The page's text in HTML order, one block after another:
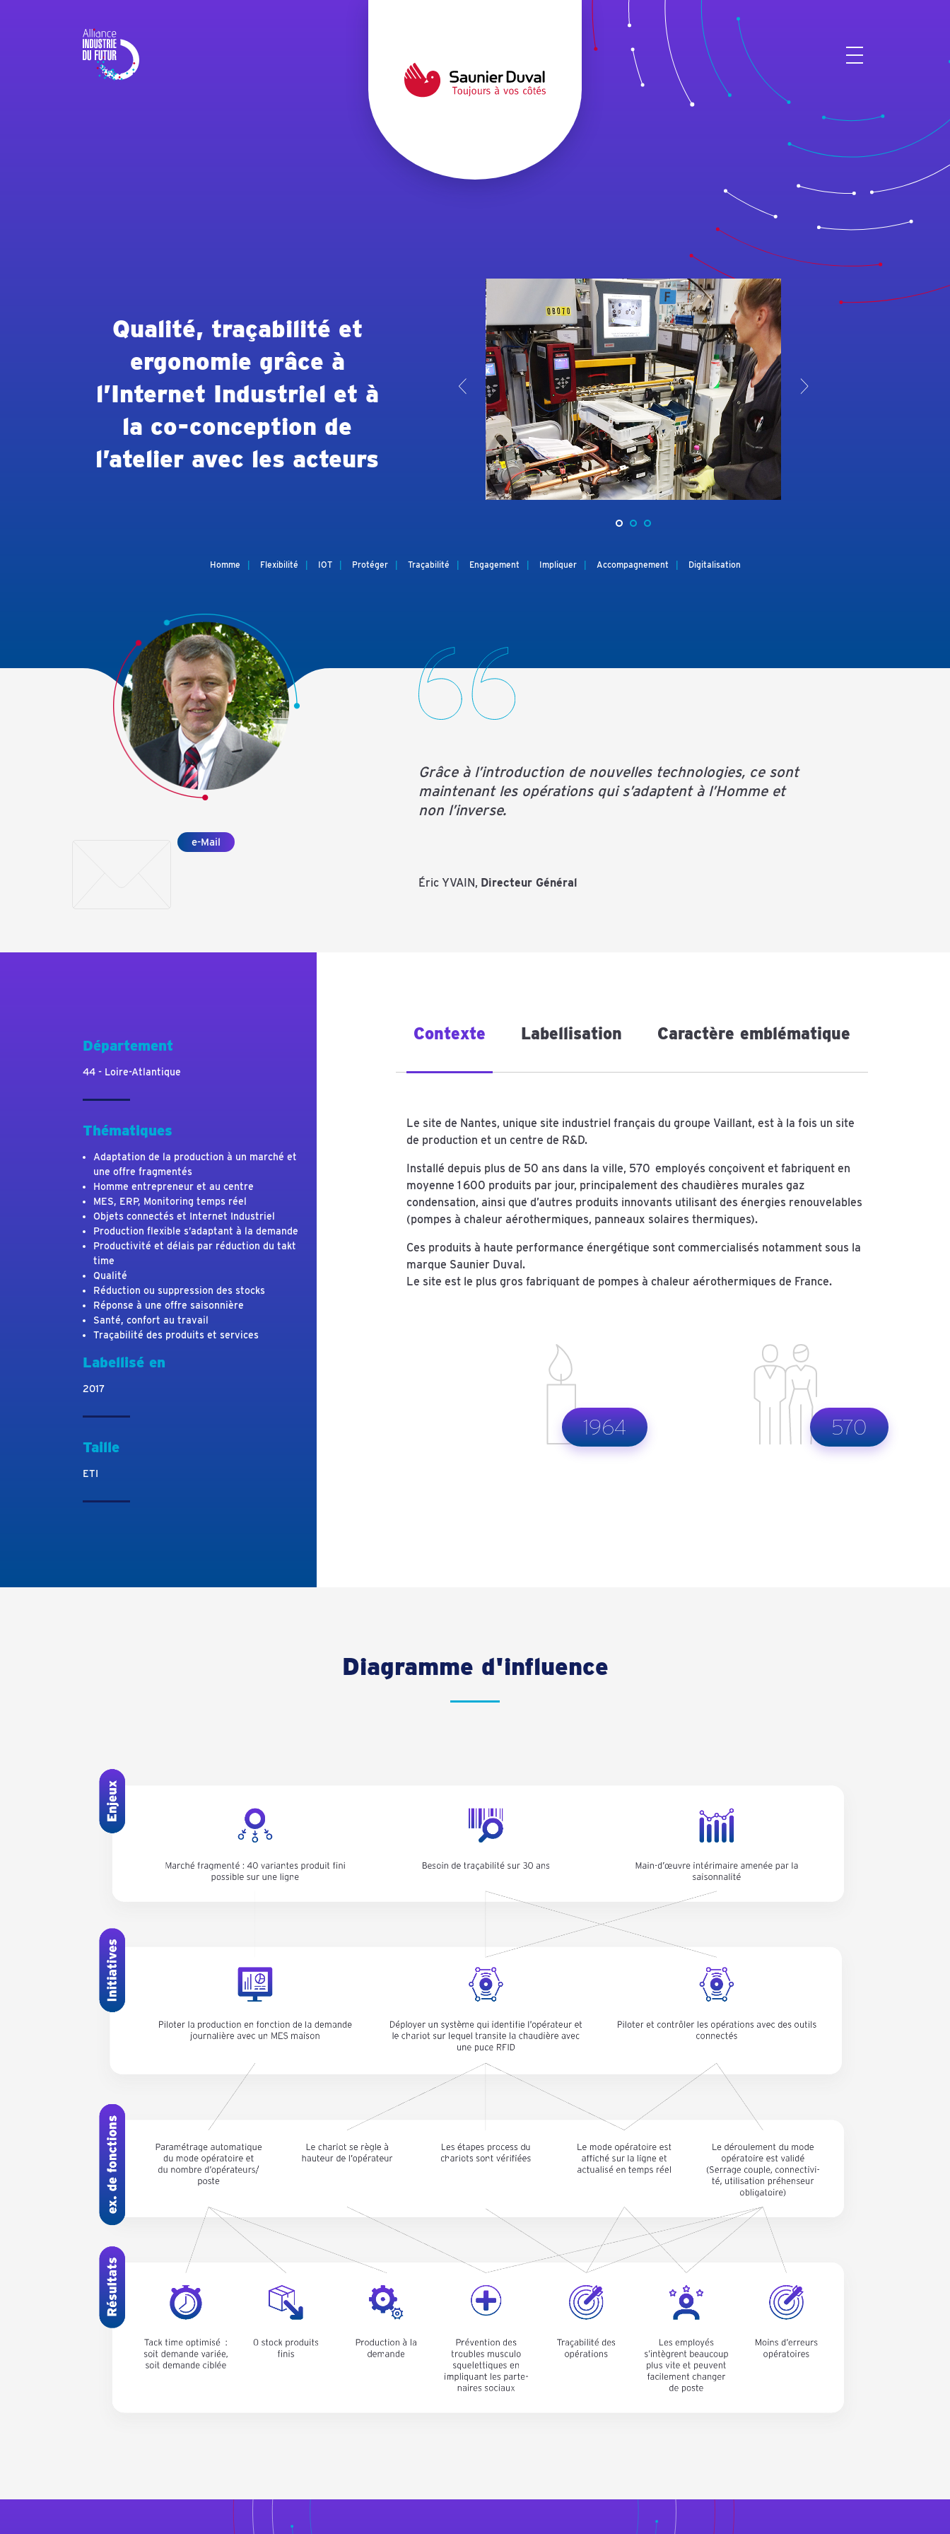
Qualité, traçabilité et
ergonomie grâce à
l’Internet Industriel et à
la co-conception de
l’atelier avec les acteurs
< >
Homme Flexibilité IOT Protéger Traçabilité Engagement Impliquer Accompagnement Digitalisation
e-Mail
Grâce à l’introduction de nouvelles technologies, ce sont
maintenant les opérations qui s’adaptent à l’Homme et
non l’inverse.
Éric YVAIN, Directeur Général
Département
44 - Loire-Atlantique
Thématiques
Adaptation de la production à un marché et
une offre fragmentés
Homme entrepreneur et au centre
MES, ERP, Monitoring temps réel
Objets connectés et Internet Industriel
Production flexible s’adaptant à la demande
Productivité et délais par réduction du takt
time
Qualité
Réduction ou suppression des stocks
Réponse à une offre saisonnière
Santé, confort au travail
Traçabilité des produits et services
Labellisé en
2017
Taille
ETI
Contexte Labellisation Caractère emblématique
Le site de Nantes, unique site industriel français du groupe Vaillant, est à la fois un site
de production et un centre de R&D.
Installé depuis plus de 50 ans dans la ville, 570 employés conçoivent et fabriquent en
moyenne 1 600 produits par jour, principalement des chaudières murales gaz
condensation, ainsi que d’autres produits innovants utilisant des énergies renouvelables
(pompes à chaleur aérothermiques, panneaux solaires thermiques).
Ces produits à haute performance énergétique sont commercialisés notamment sous la
marque Saunier Duval.
Le site est le plus gros fabriquant de pompes à chaleur aérothermiques de France.
1964 570
Diagramme d'influence